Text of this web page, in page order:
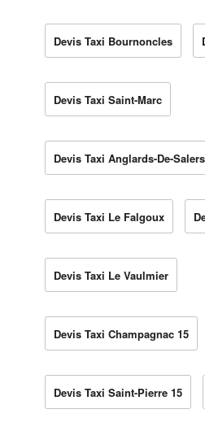
Devis Taxi Bournoncles
Devis Taxi Saint-Marc
Devis Taxi Anglards-De-Salers
Devis Taxi Le Falgoux
Devis Taxi Le Vaulmier
Devis Taxi Champagnac 15
Devis Taxi Saint-Pierre 15